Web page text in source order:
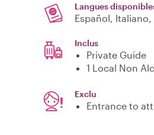
Langues
Español,
Inclus
Private Guide
1 Local Non
Exclu
Entrance to